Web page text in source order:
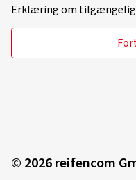
Erklæring om
© 2026 reifencom